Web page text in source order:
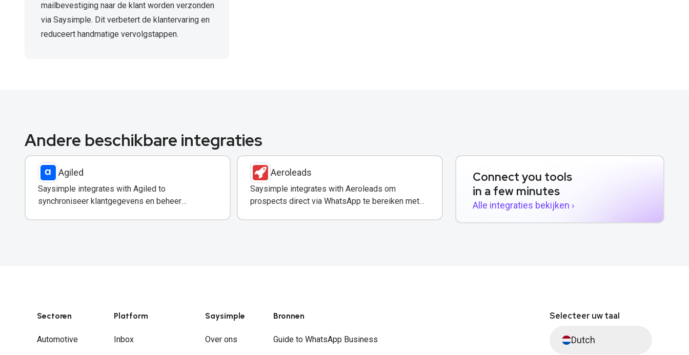
mailbevestiging naar de klant worden verzonden
via Saysimple. Dit verbetert de klantervaring en
reduceert handmatige vervolgstappen.
Andere beschikbare integraties
Agiled
Saysimple integrates with Agiled to
synchroniseer klantgegevens en beheer
Aeroleads
Saysimple integrates with Aeroleads om
prospects direct via WhatsApp te bereiken met
Connect you tools
in a few minutes
Alle integraties bekijken ›
Sectoren
Automotive
Platform
Inbox
Saysimple
Over ons
Bronnen
Guide to WhatsApp Business
Selecteer uw taal
Dutch